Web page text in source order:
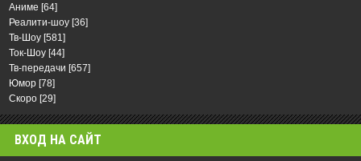
Аниме [64]
Реалити-шоу [36]
Тв-Шоу [581]
Ток-Шоу [44]
Тв-передачи [657]
Юмор [78]
Скоро [29]
ВХОД НА САЙТ